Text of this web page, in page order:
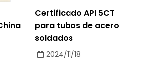
Certificado API 5CT
para tubos de acero
soldados
2024/11/18